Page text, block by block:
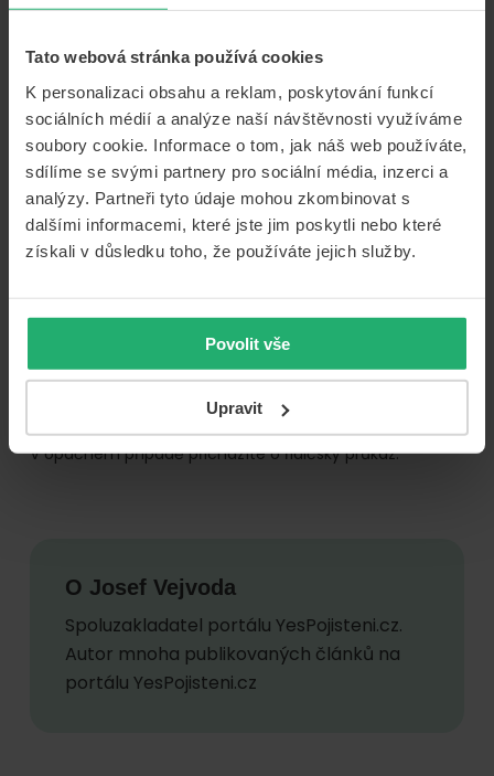
Tato webová stránka používá cookies
K personalizaci obsahu a reklam, poskytování funkcí
sociálních médií a analýze naší návštěvnosti využíváme
soubory cookie. Informace o tom, jak náš web používáte,
sdílíme se svými partnery pro sociální média, inzerci a
analýzy. Partneři tyto údaje mohou zkombinovat s
dalšími informacemi, které jste jim poskytli nebo které
získali v důsledku toho, že používáte jejich služby.
Povolit vše
Upravit
Podání námitky při získání 12 bodů
Při dosažení 12 bodů můžete vznéstnámitku proti
odebrání řidičského průkazu.
Námitka se vždy
podává v písemné formě na obecním úřadě obce
s rozšířenou působností, jenž je k provádění bodového
záznamu příslušný.
Důležité je dodržet podací lhůtu
pěti pracovních dní
od doručení oznámení a výzvy k odevzdání
včas, po uplynutí těchto pěti pracovních dní
automaticky přicházíte o řidičské oprávnění a
Shledá-li úřad vaši námitku oprávněnou, do 10
pracovních dní opraví počet bodů v kartě řidiče.
V opačném případě přicházíte o řidičský průkaz.
O Josef Vejvoda
Spoluzakladatel portálu YesPojisteni.cz.
Autor mnoha publikovaných článků na
portálu YesPojisteni.cz